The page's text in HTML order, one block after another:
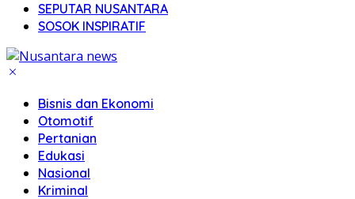
SEPUTAR NUSANTARA
SOSOK INSPIRATIF
Bisnis dan Ekonomi
Otomotif
Pertanian
Edukasi
Nasional
Kriminal